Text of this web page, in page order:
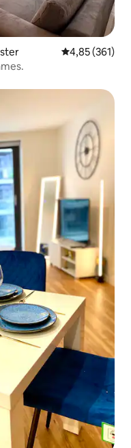
Keskmine
4,85 (361)